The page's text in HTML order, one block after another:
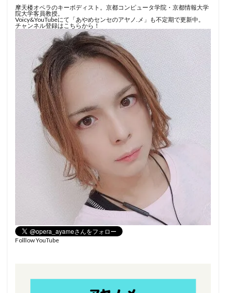
摩天楼オペラのキーボディスト。京都コンピュータ学院・京都情報大学
院大学客員教授。
Voicy&YouTubeにて「あやめセンセのアヤノ.メ」も不定期で更新中。
チャンネル登録はこちらから！
Folllow YouTube